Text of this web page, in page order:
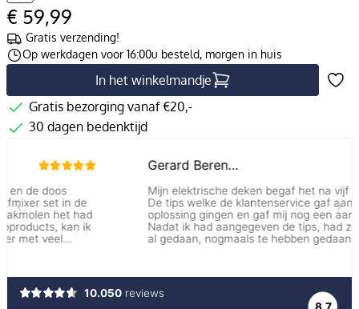
€ 59,99
Gratis verzending!
Op werkdagen voor 16:00u besteld, morgen in huis
In het winkelmandje
Gratis bezorging vanaf €20,-
30 dagen bedenktijd